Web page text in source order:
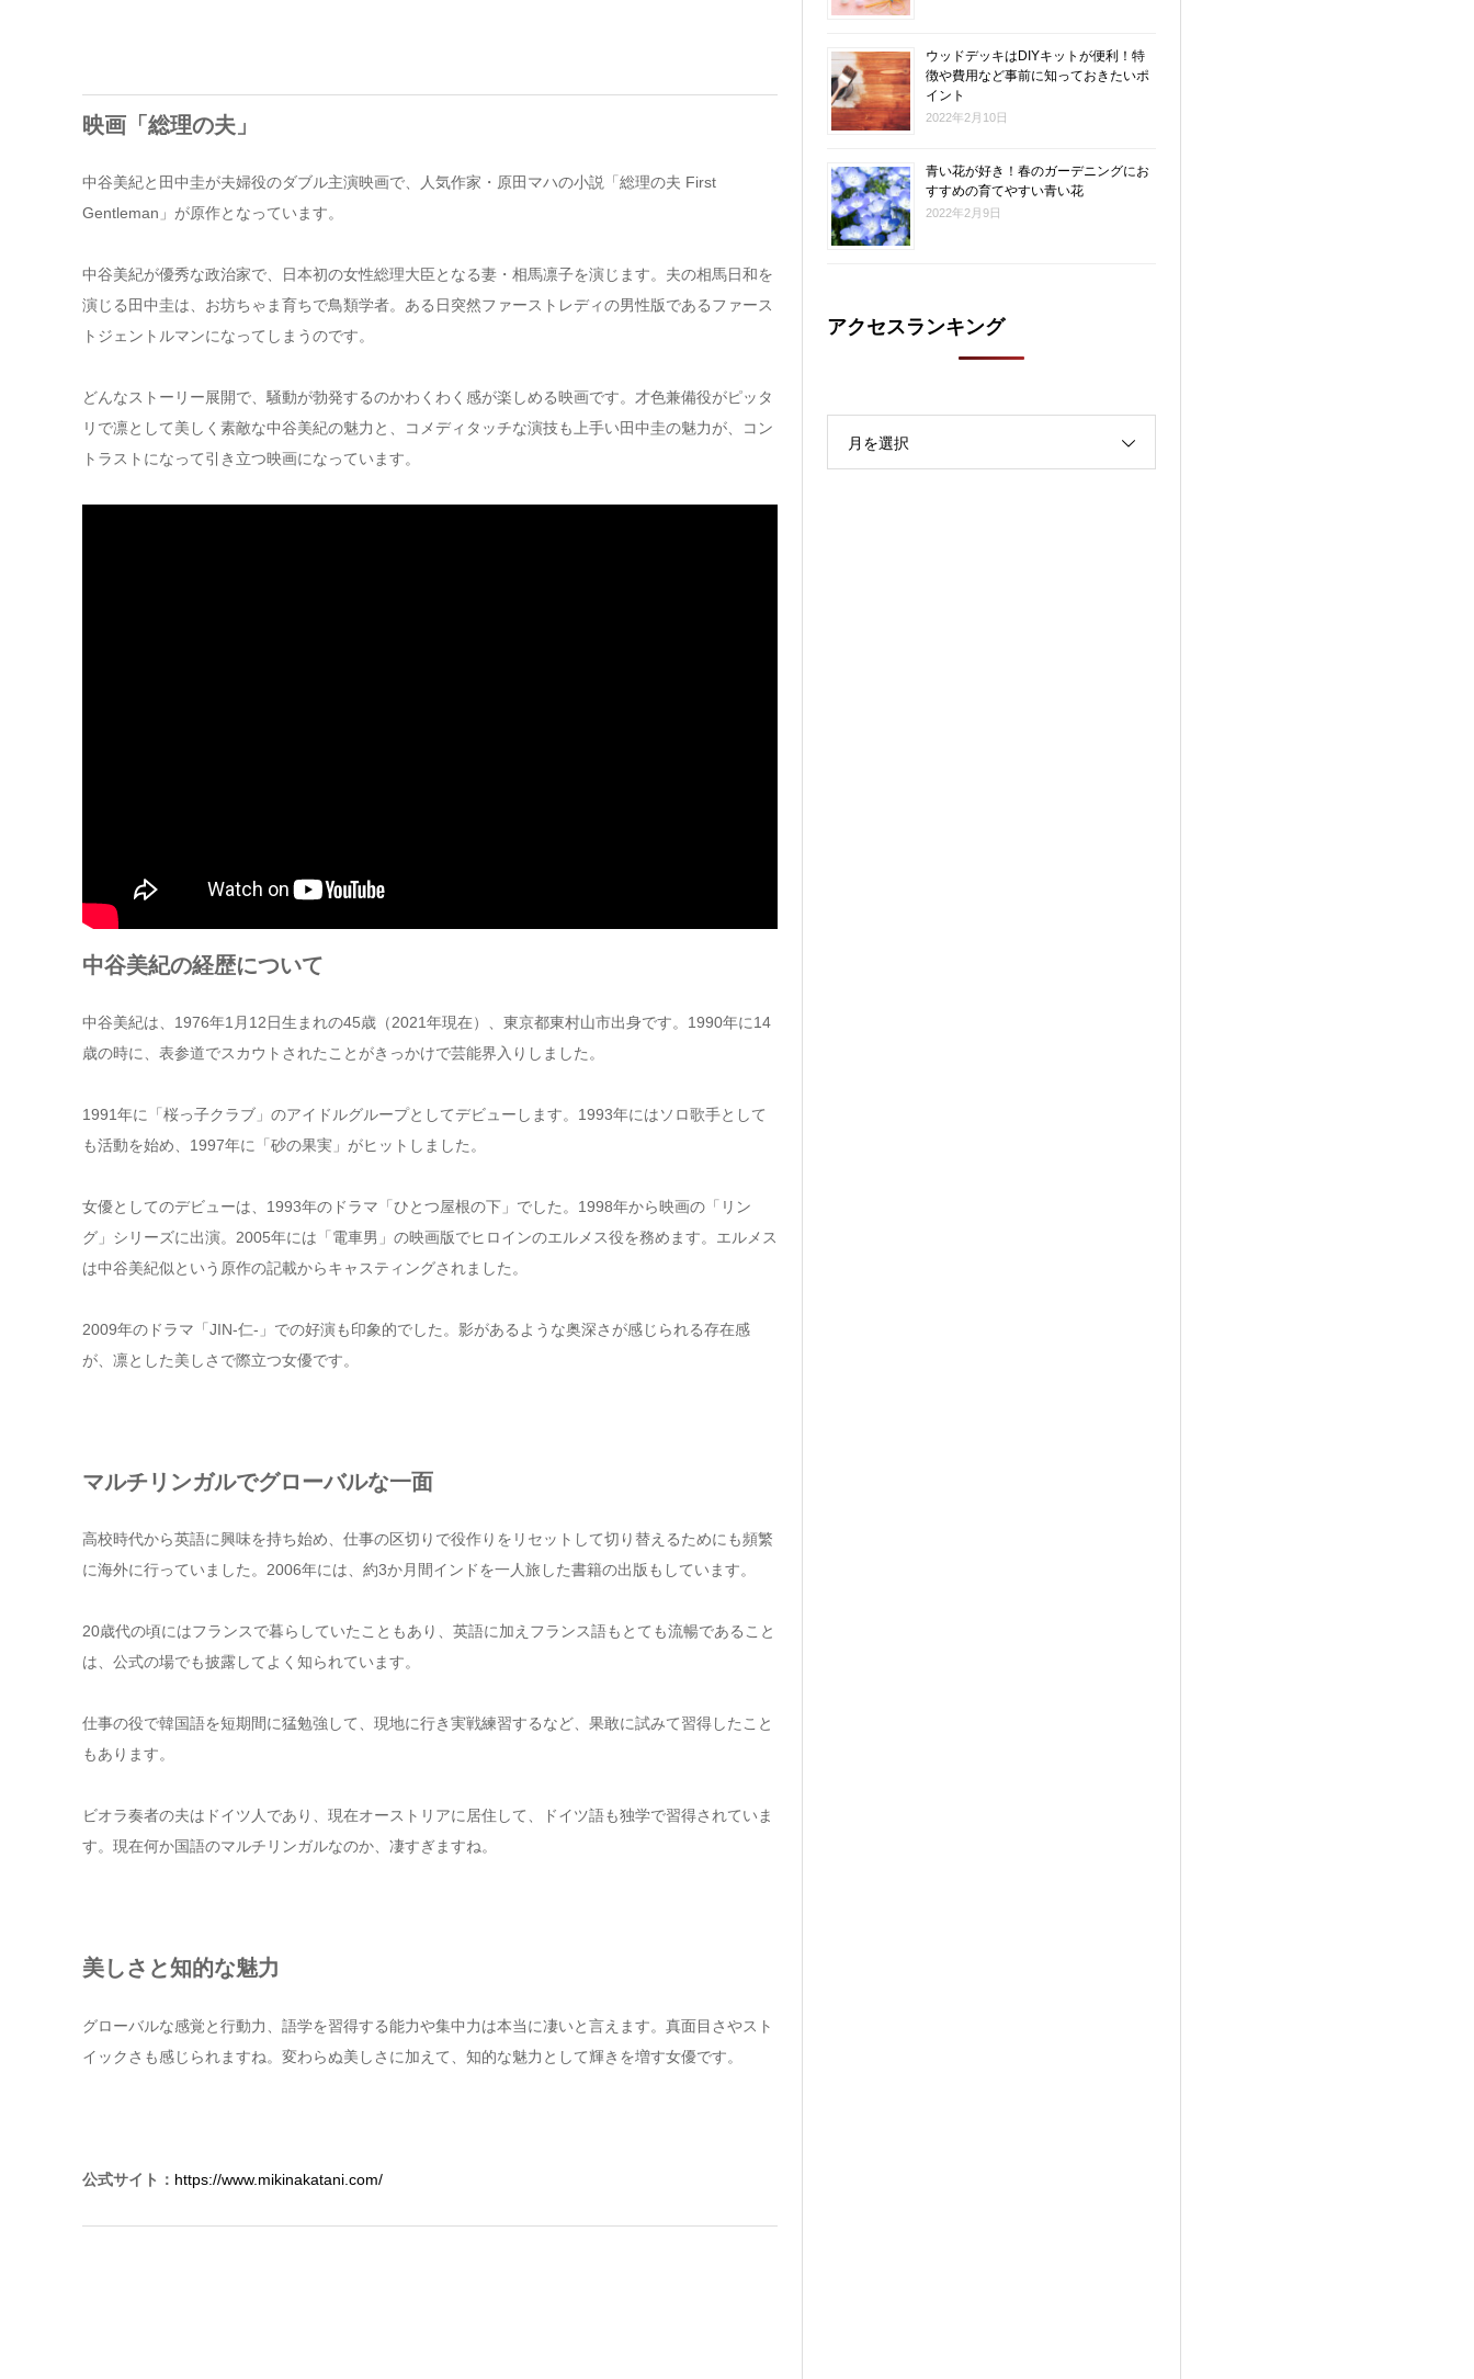
映画「総理の夫」
中谷美紀と田中圭が夫婦役のダブル主演映画で、人気作家・原田マハの小説「総理の夫 First
Gentleman」が原作となっています。
中谷美紀が優秀な政治家で、日本初の女性総理大臣となる妻・相馬凛子を演じます。夫の相馬日和を
演じる田中圭は、お坊ちゃま育ちで鳥類学者。ある日突然ファーストレディの男性版であるファース
トジェントルマンになってしまうのです。
どんなストーリー展開で、騒動が勃発するのかわくわく感が楽しめる映画です。才色兼備役がピッタ
リで凛として美しく素敵な中谷美紀の魅力と、コメディタッチな演技も上手い田中圭の魅力が、コン
トラストになって引き立つ映画になっています。
中谷美紀の経歴について
中谷美紀は、1976年1月12日生まれの45歳（2021年現在）、東京都東村山市出身です。1990年に14
歳の時に、表参道でスカウトされたことがきっかけで芸能界入りしました。
1991年に「桜っ子クラブ」のアイドルグループとしてデビューします。1993年にはソロ歌手として
も活動を始め、1997年に「砂の果実」がヒットしました。
女優としてのデビューは、1993年のドラマ「ひとつ屋根の下」でした。1998年から映画の「リン
グ」シリーズに出演。2005年には「電車男」の映画版でヒロインのエルメス役を務めます。エルメス
は中谷美紀似という原作の記載からキャスティングされました。
2009年のドラマ「JIN-仁-」での好演も印象的でした。影があるような奥深さが感じられる存在感
が、凛とした美しさで際立つ女優です。
マルチリンガルでグローバルな一面
高校時代から英語に興味を持ち始め、仕事の区切りで役作りをリセットして切り替えるためにも頻繁
に海外に行っていました。2006年には、約3か月間インドを一人旅した書籍の出版もしています。
20歳代の頃にはフランスで暮らしていたこともあり、英語に加えフランス語もとても流暢であること
は、公式の場でも披露してよく知られています。
仕事の役で韓国語を短期間に猛勉強して、現地に行き実戦練習するなど、果敢に試みて習得したこと
もあります。
ビオラ奏者の夫はドイツ人であり、現在オーストリアに居住して、ドイツ語も独学で習得されていま
す。現在何か国語のマルチリンガルなのか、凄すぎますね。
美しさと知的な魅力
グローバルな感覚と行動力、語学を習得する能力や集中力は本当に凄いと言えます。真面目さやスト
イックさも感じられますね。変わらぬ美しさに加えて、知的な魅力として輝きを増す女優です。
公式サイト： https://www.mikinakatani.com/
ウッドデッキはDIYキットが便利！特
徴や費用など事前に知っておきたいポ
イント
2022年2月10日
青い花が好き！春のガーデニングにお
すすめの育てやすい青い花
2022年2月9日
アクセスランキング
月を選択